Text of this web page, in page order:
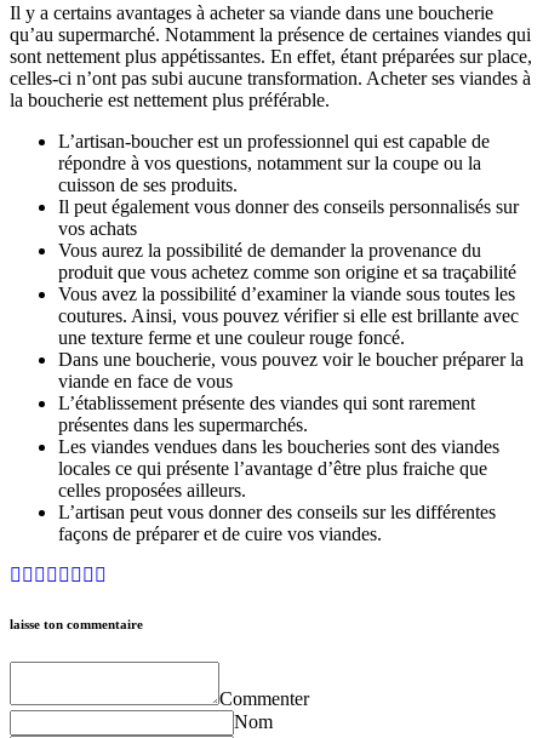
Il y a certains avantages à acheter sa viande dans une boucherie
qu’au supermarché. Notamment la présence de certaines viandes qui
sont nettement plus appétissantes. En effet, étant préparées sur place,
celles-ci n’ont pas subi aucune transformation. Acheter ses viandes à
la boucherie est nettement plus préférable.
L’artisan-boucher est un professionnel qui est capable de
répondre à vos questions, notamment sur la coupe ou la
cuisson de ses produits.
Il peut également vous donner des conseils personnalisés sur
vos achats
Vous aurez la possibilité de demander la provenance du
produit que vous achetez comme son origine et sa traçabilité
Vous avez la possibilité d’examiner la viande sous toutes les
coutures. Ainsi, vous pouvez vérifier si elle est brillante avec
une texture ferme et une couleur rouge foncé.
Dans une boucherie, vous pouvez voir le boucher préparer la
viande en face de vous
L’établissement présente des viandes qui sont rarement
présentes dans les supermarchés.
Les viandes vendues dans les boucheries sont des viandes
locales ce qui présente l’avantage d’être plus fraiche que
celles proposées ailleurs.
L’artisan peut vous donner des conseils sur les différentes
façons de préparer et de cuire vos viandes.
laisse ton commentaire
Commenter
Nom